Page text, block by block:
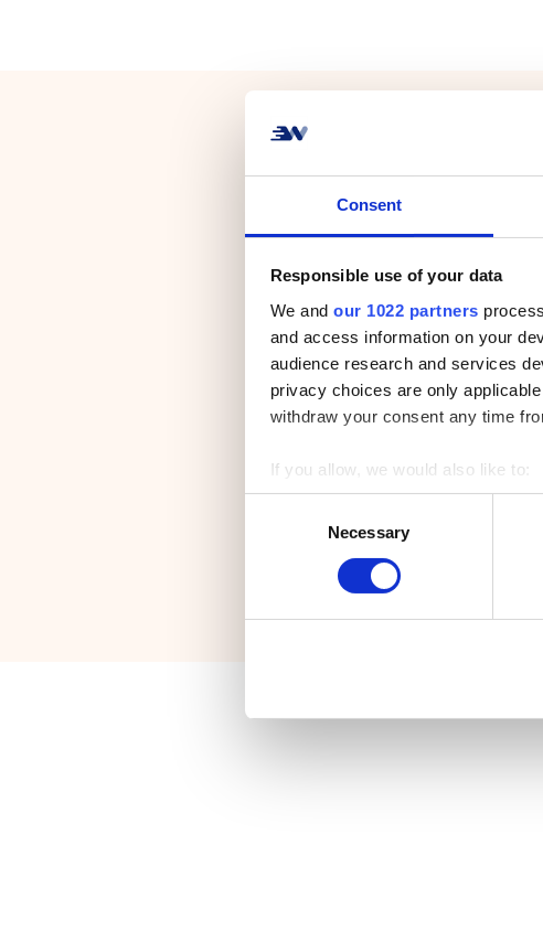
Consent
Responsible use of your data
We and our 1022 partners
and access information on your
audience research and services
privacy choices are only
withdraw your consent any time
If you allow, we would also like to:
Collect information about
Identify your device by
other information that you’ve
e
Necessary